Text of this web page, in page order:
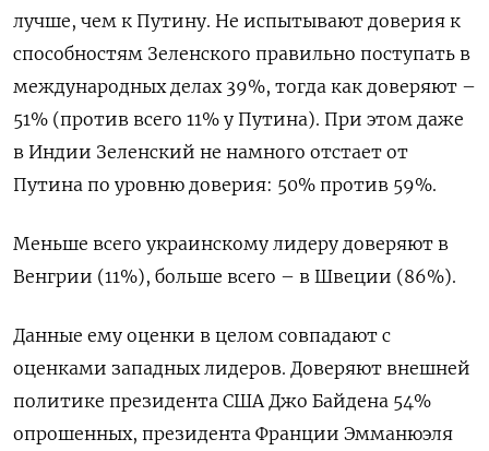
лучше, чем к Путину. Не испытывают доверия к
способностям Зеленского правильно поступать в
международных делах 39%, тогда как доверяют –
51% (против всего 11% у Путина). При этом даже
в Индии Зеленский не намного отстает от
Путина по уровню доверия: 50% против 59%.
Меньше всего украинскому лидеру доверяют в
Венгрии (11%), больше всего – в Швеции (86%).
Данные ему оценки в целом совпадают с
оценками западных лидеров. Доверяют внешней
политике президента США Джо Байдена 54%
опрошенных, президента Франции Эмманюэля